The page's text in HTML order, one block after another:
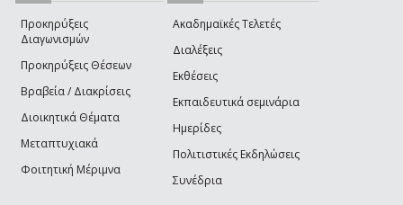
Προκηρύξεις
Διαγωνισμών
Προκηρύξεις Θέσεων
Βραβεία / Διακρίσεις
Διοικητικά Θέματα
Μεταπτυχιακά
Φοιτητική Μέριμνα
Ακαδημαϊκές Τελετές
Διαλέξεις
Εκθέσεις
Εκπαιδευτικά σεμινάρια
Ημερίδες
Πολιτιστικές Εκδηλώσεις
Συνέδρια